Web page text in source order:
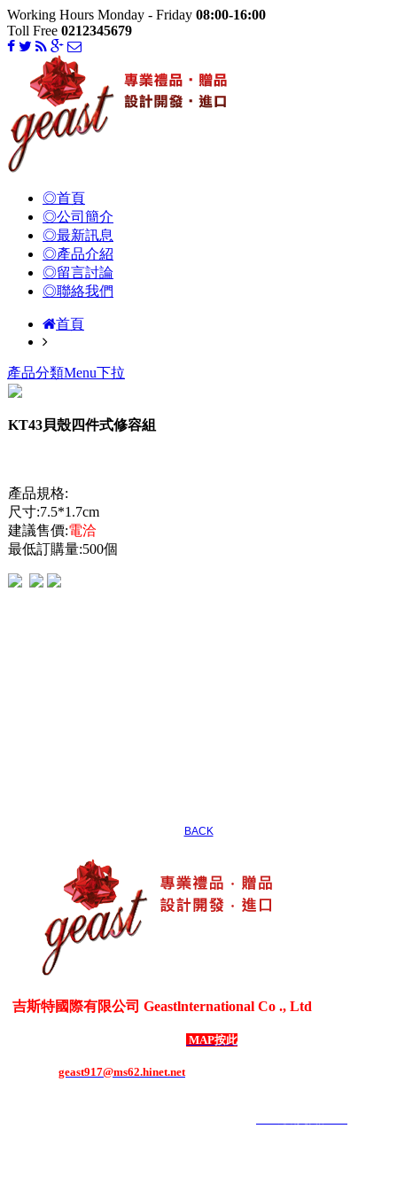
Working Hours Monday - Friday 08:00-16:00
Toll Free 0212345679
◎首頁
◎公司簡介
◎最新訊息
◎產品介紹
◎留言討論
◎聯絡我們
首頁
產品分類Menu下拉
KT43貝殼四件式修容組
產品規格:
尺寸:7.5*1.7cm
建議售價:電洽
最低訂購量:500個
BACK
吉斯特國際有限公司 Geastlnternational Co ., Ltd
MAP按此
geast917@ms62.hinet.net